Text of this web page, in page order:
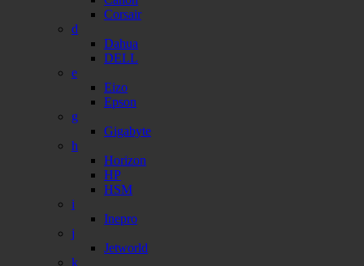
Corsair
d
Dahua
DELL
e
Eizo
Epson
g
Gigabyte
h
Horizon
HP
HSM
i
Inepro
j
Jetworld
k